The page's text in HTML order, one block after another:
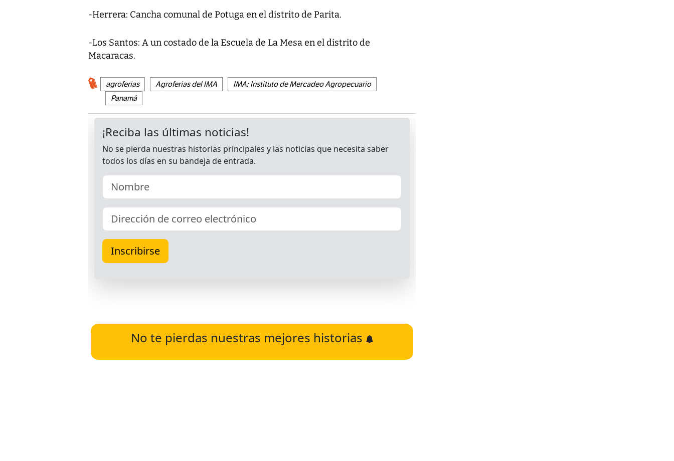
-Herrera: Cancha comunal de Potuga en el distrito de Parita.
-Los Santos: A un costado de la Escuela de La Mesa en el distrito de
Macaracas.
agroferias Agroferias del IMA
IMA: Instituto de Mercadeo Agropecuario
Panamá
No te pierdas nuestras mejores historias